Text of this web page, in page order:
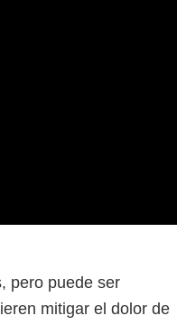
pero puede ser
mitigar el dolor de